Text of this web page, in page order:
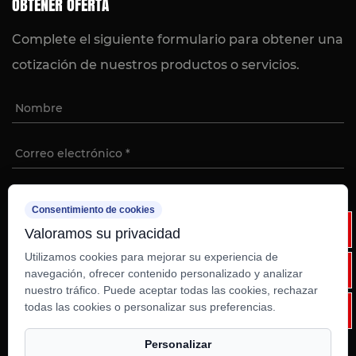
OBTENER OFERTA
Complete el siguiente formulario para obtener una
cotización de nuestros productos o servicios.
Derechos de autor ©
Ruian Weixinli Food
Machinery Co., Ltd
Smart Cloud
Consentimiento de cookies
Valoramos su privacidad
Utilizamos cookies para mejorar su experiencia de
navegación, ofrecer contenido personalizado y analizar
nuestro tráfico. Puede aceptar todas las cookies, rechazar
todas las cookies o personalizar sus preferencias.
Personalizar